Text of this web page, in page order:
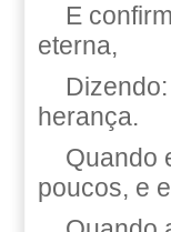
E
eterna,
herança.
Quando
poucos, e